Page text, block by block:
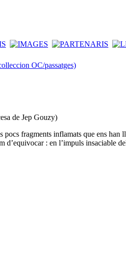
OC/passatges)
de Jep Gouzy)
fragments inflamats que ens
: en l’impuls insaciable